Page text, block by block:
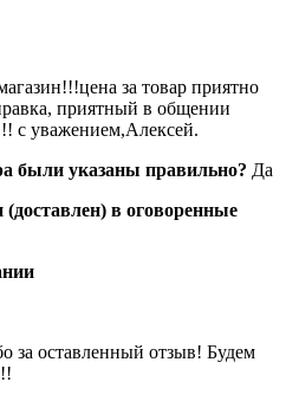
за товар приятно
приятный в общении
с уважением,Алексей.
были указаны правильно? Да
в оговоренные
за оставленный отзыв! Будем